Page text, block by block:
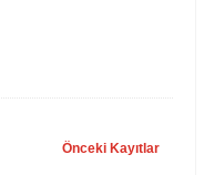
Önceki Kayıtlar